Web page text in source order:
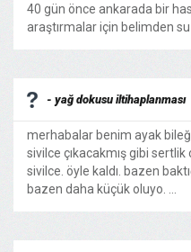
40 gün önce ankarada bir
araştırmalar için belimden su
- yağ dokusu iltihaplanması
merhabalar benim ayak
sivilce çıkacakmış gibi sertlik
sivilce. öyle kaldı. bazen
bazen daha küçük oluyo. ...